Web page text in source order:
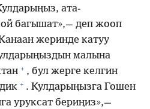
ата-
багышат»,— деп жооп
жеринде катуу
малына
+ , бул жерге келгин
+ . Кулдарыңызга Гошен
уруксат бериңиз»,—